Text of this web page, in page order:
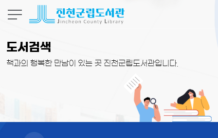
도서검색
책과의 행복한 만남이 있는 곳 진천군립도서관입니다.